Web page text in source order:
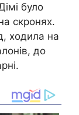
було
скронях.
ходила на
до